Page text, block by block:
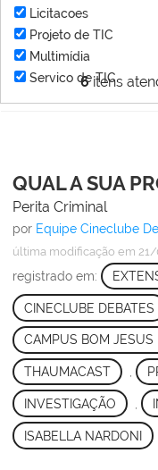
6itens
Licitacoes
Projeto de TIC
Multimídia
Servico de TIC
QUAL A SUA
Perita Criminal
por Equipe Cineclube
última modificação em
registrado em:
CINECLUBE DEBATES
CAMPUS BOM JESUS
THAUMACAST
INVESTIGAÇÃO
ISABELLA NARDONI